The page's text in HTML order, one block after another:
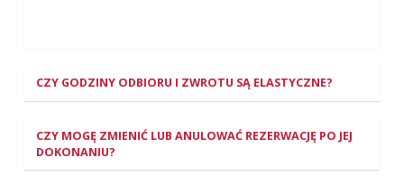
CZY GODZINY ODBIORU I ZWROTU SĄ ELASTYCZNE?
CZY MOGĘ ZMIENIĆ LUB ANULOWAĆ REZERWACJĘ PO JEJ
DOKONANIU?